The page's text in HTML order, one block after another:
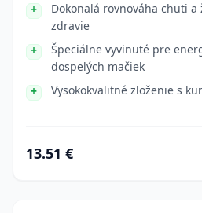
Dokonalá rovnováha chuti
zdravie
Špeciálne vyvinuté pre
dospelých mačiek
Vysokokvalitné zloženie s
13.51 €